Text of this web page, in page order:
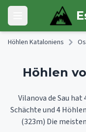
Skip to main content
Open main menu
Höhlen Kataloniens
Höhlen
Vilanova de Sau
Schächte und 4
(323m) Die